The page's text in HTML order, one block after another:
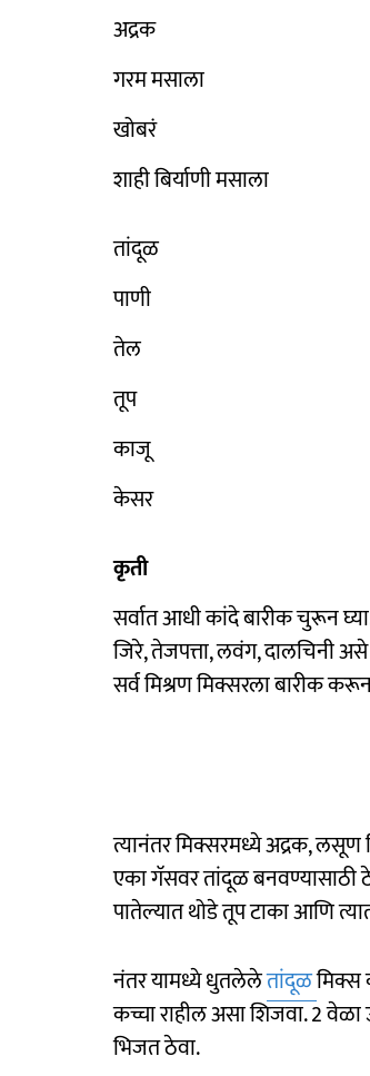
अद्रक
गरम मसाला
खोबरं
शाही बिर्याणी मसाला
तांदूळ
पाणी
तेल
तूप
काजू
केसर
कृती
सर्वात आधी कांदे बारीक चुरून
जिरे, तेजपत्ता, लवंग, दालचिनी
सर्व मिश्रण मिक्सरला बारीक
त्यानंतर मिक्सरमध्ये अद्रक, लसूण
एका गॅसवर तांदूळ बनवण्यासाठी
पातेल्यात थोडे तूप टाका आणि
नंतर यामध्ये धुतलेलेतांदूळमिक्स
कच्चा राहील असा शिजवा. 2
भिजत ठेवा.